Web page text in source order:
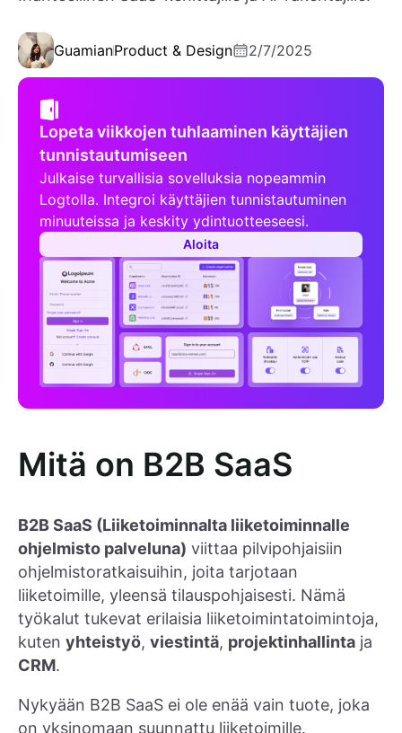
GuamianProduct & Design 2/7/2025
Lopeta viikkojen tuhlaaminen käyttäjien
tunnistautumiseen
Julkaise turvallisia sovelluksia nopeammin
Logtolla. Integroi käyttäjien tunnistautuminen
minuuteissa ja keskity ydintuotteeseesi.
Aloita
Mitä on B2B SaaS
B2B SaaS (Liiketoiminnalta liiketoiminnalle
ohjelmisto palveluna) viittaa pilvipohjaisiin
ohjelmistoratkaisuihin, joita tarjotaan
liiketoimille, yleensä tilauspohjaisesti. Nämä
työkalut tukevat erilaisia liiketoimintatoimintoja,
kuten yhteistyö, viestintä, projektinhallinta ja
CRM.
Nykyään B2B SaaS ei ole enää vain tuote, joka
on yksinomaan suunnattu liiketoimille.